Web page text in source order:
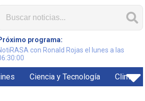
programa:
con Ronald Rojas el lunes a las
Ciencia y Tecnología Clima